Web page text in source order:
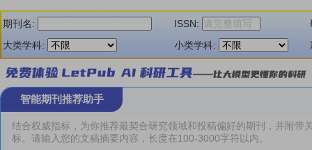
期刊名: ISSN:
大类学科:
小类学科:
智能期刊推荐助手